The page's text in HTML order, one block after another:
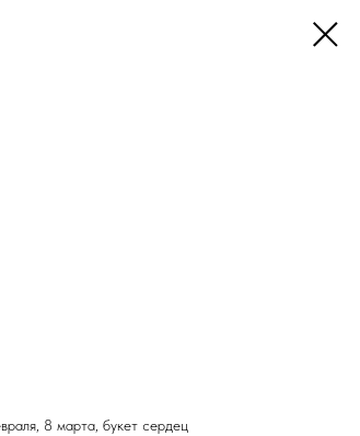
8 марта, букет сердец